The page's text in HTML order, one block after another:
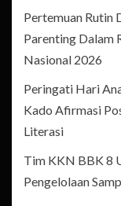
Pertemuan Rutin
Parenting Dalam
Nasional 2026
Peringati Hari
Kado Afirmasi
Literasi
Tim KKN BBK 8
Pengelolaan